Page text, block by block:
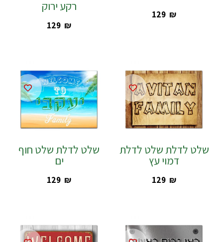
‎129 ₪
רקע ירוק
‎129 ₪
שלט לדלת שלט לדלת
דמוי עץ
‎129 ₪
שלט לדלת שלט חוף
ים
‎129 ₪